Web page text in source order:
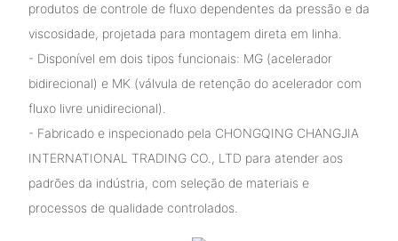
produtos de controle de fluxo dependentes da pressão e da
viscosidade, projetada para montagem direta em linha.
- Disponível em dois tipos funcionais: MG (acelerador
bidirecional) e MK (válvula de retenção do acelerador com
fluxo livre unidirecional).
- Fabricado e inspecionado pela CHONGQING CHANGJIA
INTERNATIONAL TRADING CO., LTD para atender aos
padrões da indústria, com seleção de materiais e
processos de qualidade controlados.